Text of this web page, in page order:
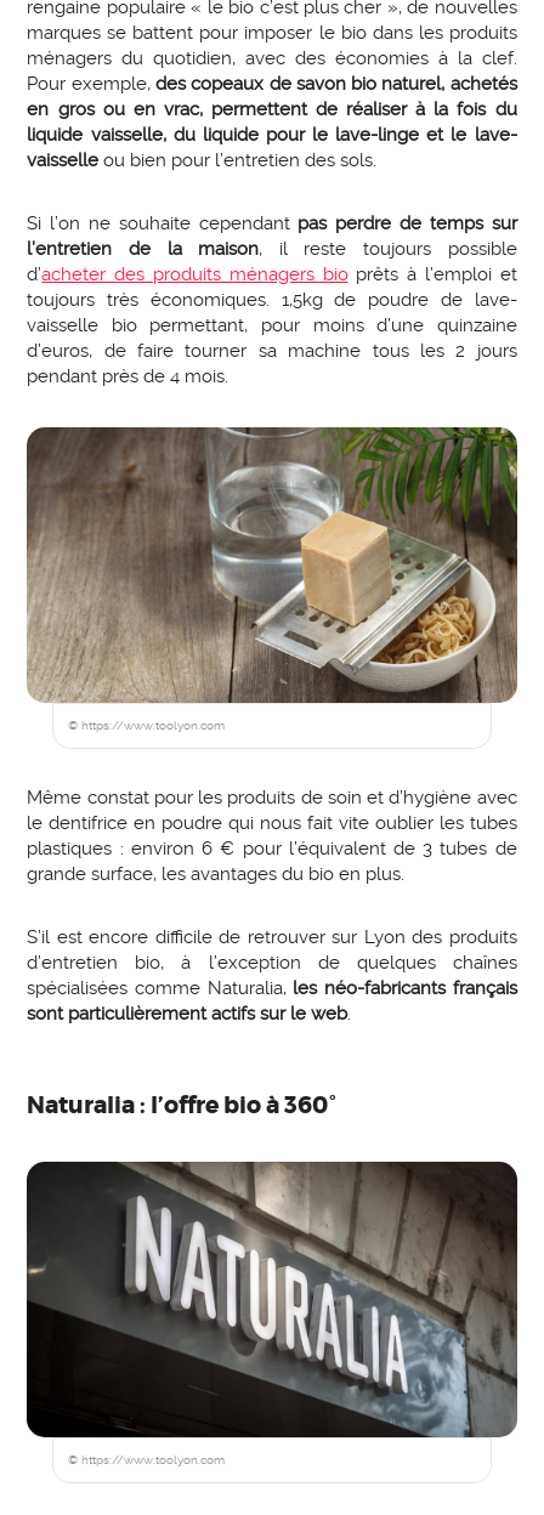
rengaine populaire « le bio c’est plus cher », de nouvelles
marques se battent pour imposer le bio dans les produits
ménagers du quotidien, avec des économies à la clef.
Pour exemple, des copeaux de savon bio naturel, achetés
en gros ou en vrac, permettent de réaliser à la fois du
liquide vaisselle, du liquide pour le lave-linge et le lave-
vaisselle ou bien pour l’entretien des sols.
Si l’on ne souhaite cependant pas perdre de temps sur
l’entretien de la maison, il reste toujours possible
d’acheter des produits ménagers bioprêts à l’emploi et
toujours très économiques. 1,5kg de poudre de lave-
vaisselle bio permettant, pour moins d’une quinzaine
d’euros, de faire tourner sa machine tous les 2 jours
pendant près de 4 mois.
© https://www.toolyon.com
Même constat pour les produits de soin et d’hygiène avec
le dentifrice en poudre qui nous fait vite oublier les tubes
plastiques : environ 6 € pour l’équivalent de 3 tubes de
grande surface, les avantages du bio en plus.
S’il est encore difficile de retrouver sur Lyon des produits
d’entretien bio, à l’exception de quelques chaînes
spécialisées comme Naturalia, les néo-fabricants français
sont particulièrement actifs sur le web.
Naturalia : l’offre bio à 360°
© https://www.toolyon.com